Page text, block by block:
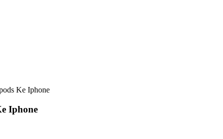
Ke Iphone
Iphone